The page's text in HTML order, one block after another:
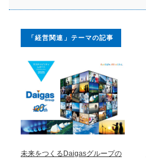
「経営関連」テーマの記事
未来をつくるDaigasグループの